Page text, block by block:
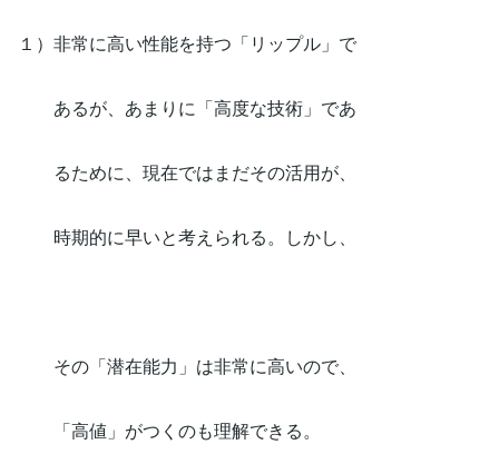
１）非常に高い性能を持つ「リップル」で
あるが、あまりに「高度な技術」であ
るために、現在ではまだその活用が、
時期的に早いと考えられる。しかし、
その「潜在能力」は非常に高いので、
「高値」がつくのも理解できる。